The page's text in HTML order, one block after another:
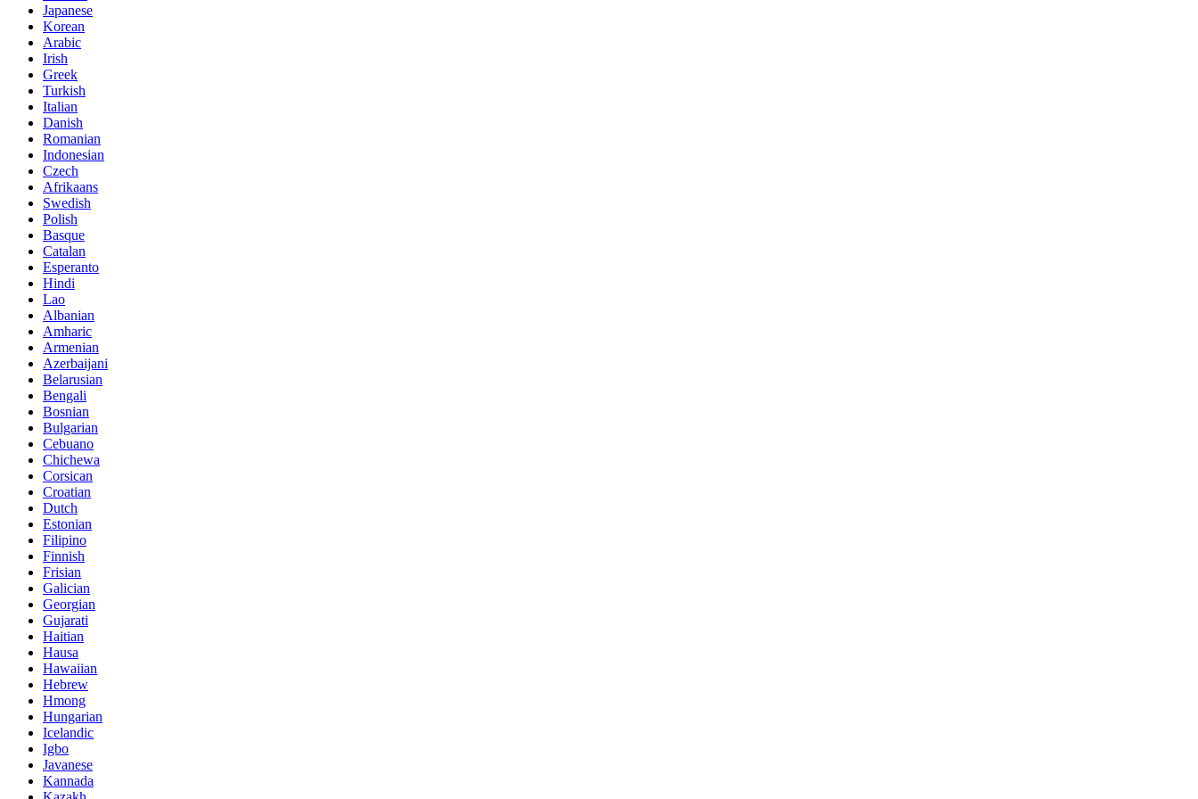
Japanese
Korean
Arabic
Irish
Greek
Turkish
Italian
Danish
Romanian
Indonesian
Czech
Afrikaans
Swedish
Polish
Basque
Catalan
Esperanto
Hindi
Lao
Albanian
Amharic
Armenian
Azerbaijani
Belarusian
Bengali
Bosnian
Bulgarian
Cebuano
Chichewa
Corsican
Croatian
Dutch
Estonian
Filipino
Finnish
Frisian
Galician
Georgian
Gujarati
Haitian
Hausa
Hawaiian
Hebrew
Hmong
Hungarian
Icelandic
Igbo
Javanese
Kannada